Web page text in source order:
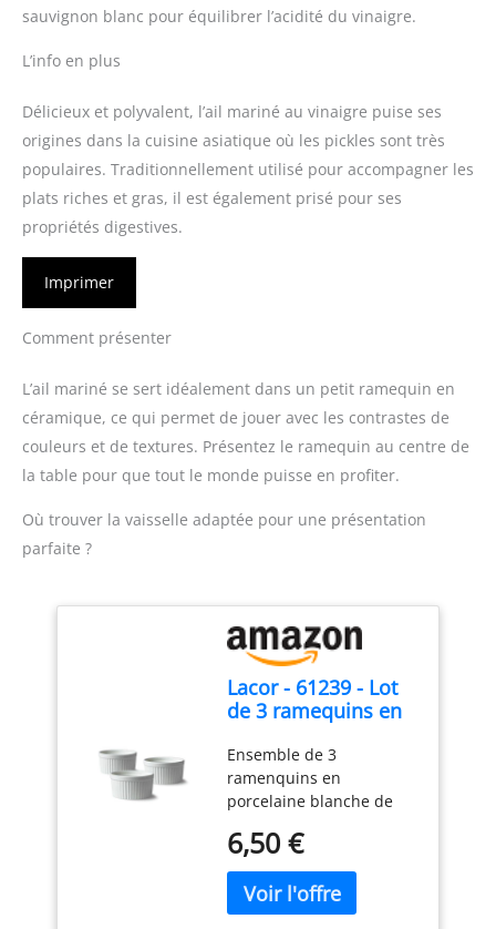
sauvignon blanc pour équilibrer l’acidité du vinaigre.
L’info en plus
Délicieux et polyvalent, l’ail mariné au vinaigre puise ses
origines dans la cuisine asiatique où les pickles sont très
populaires. Traditionnellement utilisé pour accompagner les
plats riches et gras, il est également prisé pour ses
propriétés digestives.
Imprimer
Comment présenter
L’ail mariné se sert idéalement dans un petit ramequin en
céramique, ce qui permet de jouer avec les contrastes de
couleurs et de textures. Présentez le ramequin au centre de
la table pour que tout le monde puisse en profiter.
Où trouver la vaisselle adaptée pour une présentation
parfaite ?
Lacor - 61239 - Lot
de 3 ramequins en
finition lisse et
brillante, résistant
aux chocs
thermiques, adapté
au four, au micro-
ondes et au lave-
vaisselle, Ø 9 cm,
130 ml
Ensemble de 3
ramenquins en
porcelaine blanche de
doux et brillant, idéal
pour une utilisation
durable. Polyvalent pour
préparer et servir des
6,50 €